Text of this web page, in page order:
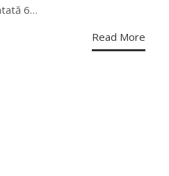
6…
Read More